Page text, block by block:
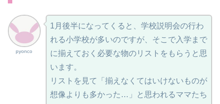
pyonco
1月後半になってくると、学校説明会の行わ
れる小学校が多いのですが、そこで入学まで
に揃えておく必要な物のリストをもらうと思
います。
リストを見て「揃えなくてはいけないものが
想像よりも多かった…」と思われるママたち